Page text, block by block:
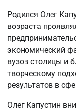
Родился Олег
возраста
экономический
вузов столицы и
творческому
результатов в
Олег Капустин